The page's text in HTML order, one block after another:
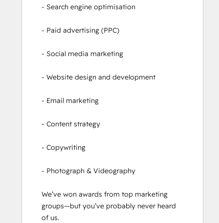
- Search engine optimisation
- Paid advertising (PPC)
- Social media marketing
- Website design and development
- Email marketing
- Content strategy
- Copywriting
- Photograph & Videography
We’ve won awards from top marketing
groups—but you’ve probably never heard
of us.